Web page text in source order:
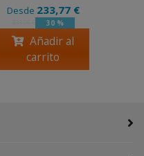
Desde 233,77 €
30 %
Añadir al
carrito